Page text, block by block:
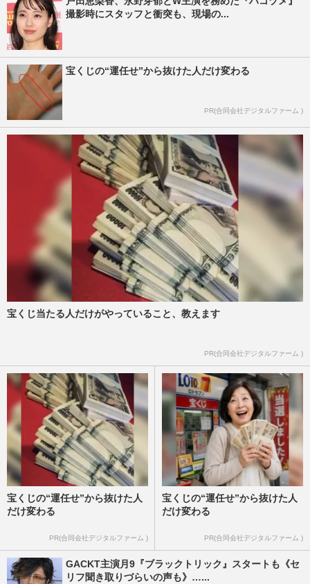
撮影時にスタッフと衝突も、現場の...
宝くじの“運任せ”から抜けた人だけ変わる
PR(合同会社デジタルファーム )
宝くじ当たる人だけがやっていること、教えます
PR(合同会社デジタルファーム )
宝くじの“運任せ”から抜けた人
だけ変わる
PR(合同会社デジタルファーム )
宝くじの“運任せ”から抜けた人
だけ変わる
PR(合同会社デジタルファーム )
GACKT主演月9『ブラックトリック』スタートも《セ
リフ聞き取りづらいの声も》…...